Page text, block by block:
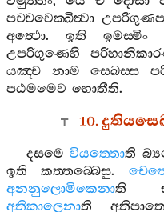
පච‍්චවෙක‍්ඛිත්‍වා
අත්‍ථො. ඉති ඉමස‍්මිං
උපරිගුණෙහි
යඤ‍්ච
නාම සෙඛස‍්ස
පඨමමෙව හොතීති.
10.
දසමෙ වියත‍්තොති
ඉති
කත‍්තබ‍්බෙසු.
අනනුලොමිකෙනාති
අතිකාලෙනාති